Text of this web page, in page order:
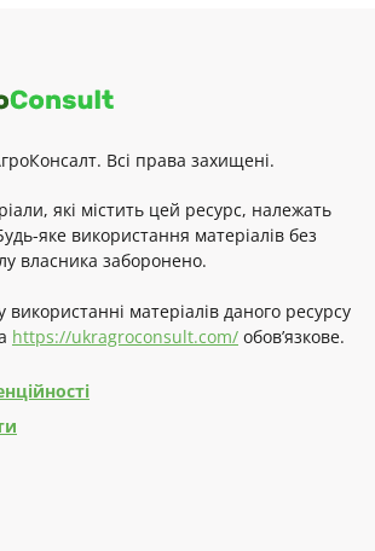
Всі права захищені.
які містить цей ресурс, належать
яке використання матеріалів без
власника заборонено.
матеріалів даного ресурсу
https://ukragroconsult.com/ обов’язкове.